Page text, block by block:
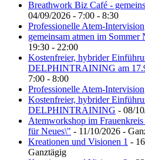
Breathwork Biz Café -
04/09/2026 - 7:00 - 8:30
Professionelle Atem-Intervision
gemeinsam atmen im Sommer
19:30 - 22:00
Kostenfreier, hybrider
DELPHINTRAINING am
7:00 - 8:00
Professionelle Atem-Intervision
Kostenfreier, hybrider
DELPHINTRAINING - 08/
Atemworkshop im
für Neues\" - 11/10/2026 -
Kreationen und Visionen 1 -
Ganztägig